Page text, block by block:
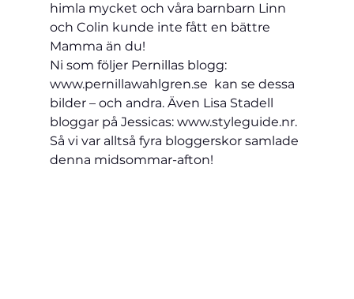
himla mycket och våra barnbarn Linn
och Colin kunde inte fått en bättre
Mamma än du!
Ni som följer Pernillas blogg:
www.pernillawahlgren.se  kan se dessa
bilder – och andra. Även Lisa Stadell
bloggar på Jessicas: www.styleguide.nr.
Så vi var alltså fyra bloggerskor samlade
denna midsommar-afton!